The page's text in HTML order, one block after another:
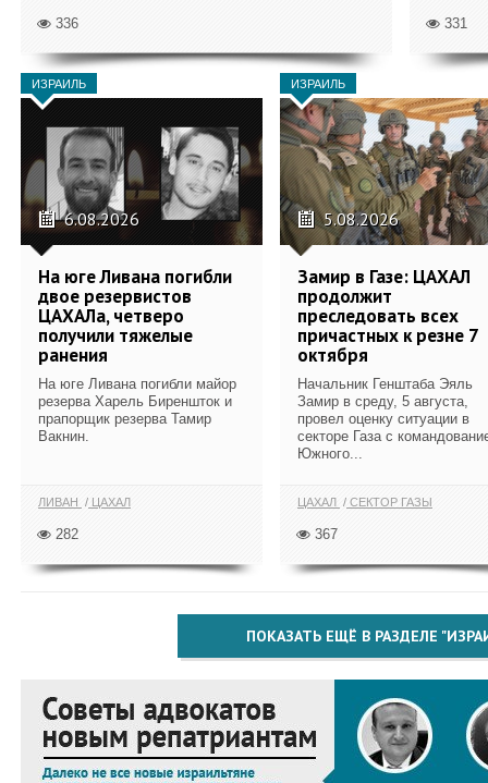
336 331
ИЗРАИЛЬ
6.08.2026
На юге Ливана погибли
двое резервистов
ЦАХАЛа, четверо
получили тяжелые
ранения
На юге Ливана погибли майор
резерва Харель Биреншток и
прапорщик резерва Тамир
Вакнин.
ЛИВАН ЦАХАЛ
282
ИЗРАИЛЬ
5.08.2026
Замир в Газе: ЦАХАЛ
продолжит
преследовать всех
причастных к резне 7
октября
Начальник Генштаба Эяль
Замир в среду, 5 августа,
провел оценку ситуации в
секторе Газа с
Южного...
ЦАХАЛ СЕКТОР ГАЗЫ
367
ПОКАЗАТЬ ЕЩЁ В РАЗДЕЛЕ